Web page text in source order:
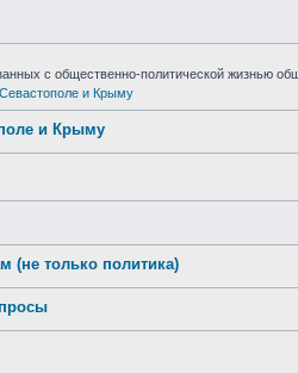
с общественно-политической жизнью
и Крыму
и Крыму
(не только политика)